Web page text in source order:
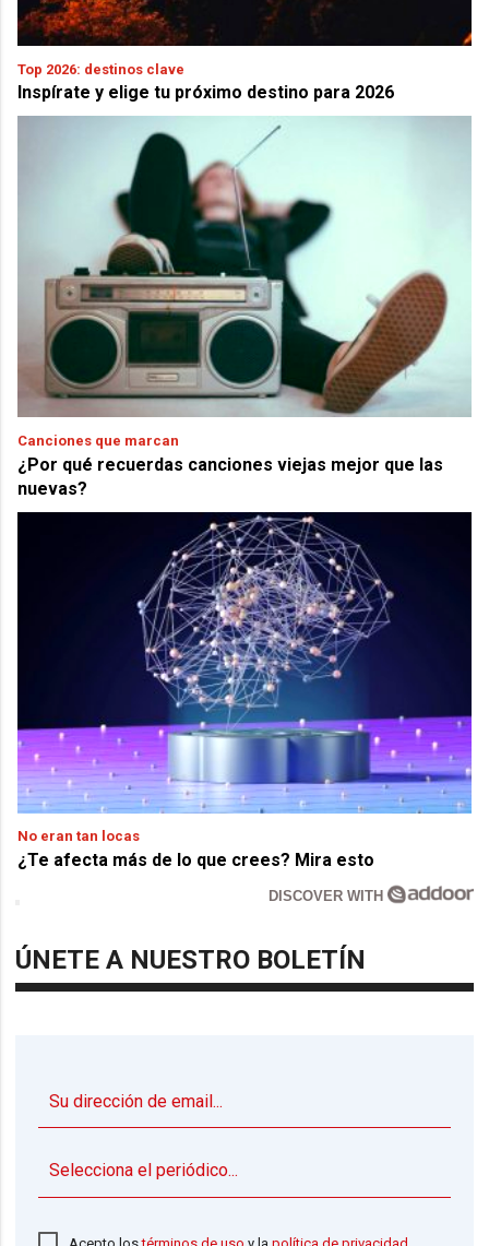
Top 2026: destinos clave
Inspírate y elige tu próximo destino para 2026
Canciones que marcan
¿Por qué recuerdas canciones viejas mejor que las
nuevas?
No eran tan locas
¿Te afecta más de lo que crees? Mira esto
DISCOVER WITH
ÚNETE A NUESTRO BOLETÍN